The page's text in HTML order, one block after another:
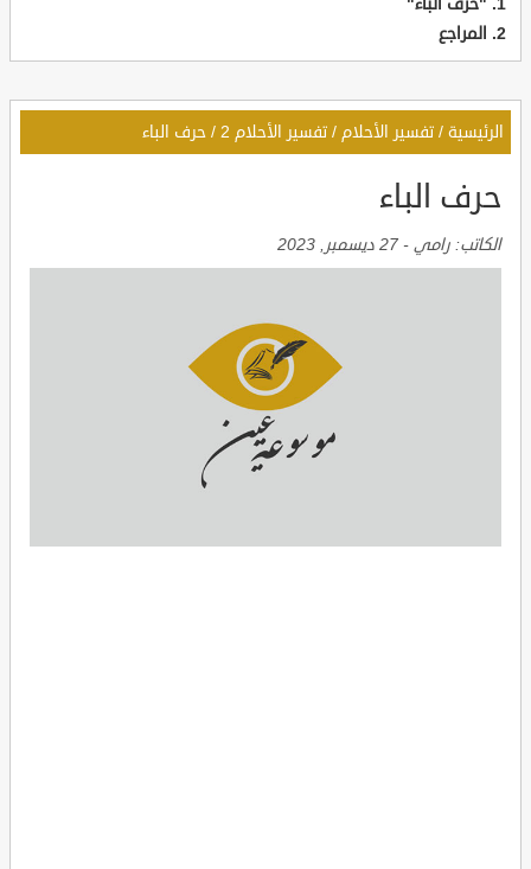
المراجع
الرئيسية / تفسير الأحلام / تفسير الأحلام 2 / حرف الباء
حرف الباء
الكاتب: رامي - 27 ديسمبر, 2023